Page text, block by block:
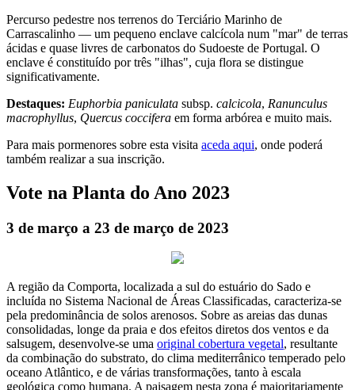
Percurso pedestre nos terrenos do Terciário Marinho de
Carrascalinho — um pequeno enclave calcícola num "mar" de terras
ácidas e quase livres de carbonatos do Sudoeste de Portugal. O
enclave é constituído por três "ilhas", cuja flora se distingue
significativamente.
Destaques: Euphorbia paniculata subsp. calcicola, Ranunculus
macrophyllus, Quercus coccifera em forma arbórea e muito mais.
Para mais pormenores sobre esta visita aceda aqui, onde poderá
também realizar a sua inscrição.
Vote na Planta do Ano 2023
3 de março a 23 de março de 2023
A região da Comporta, localizada a sul do estuário do Sado e
incluída no Sistema Nacional de Áreas Classificadas, caracteriza-se
pela predominância de solos arenosos. Sobre as areias das dunas
consolidadas, longe da praia e dos efeitos diretos dos ventos e da
salsugem, desenvolve-se uma original cobertura vegetal, resultante
da combinação do substrato, do clima mediterrânico temperado pelo
oceano Atlântico, e de várias transformações, tanto à escala
geológica como humana. A paisagem nesta zona é maioritariamente